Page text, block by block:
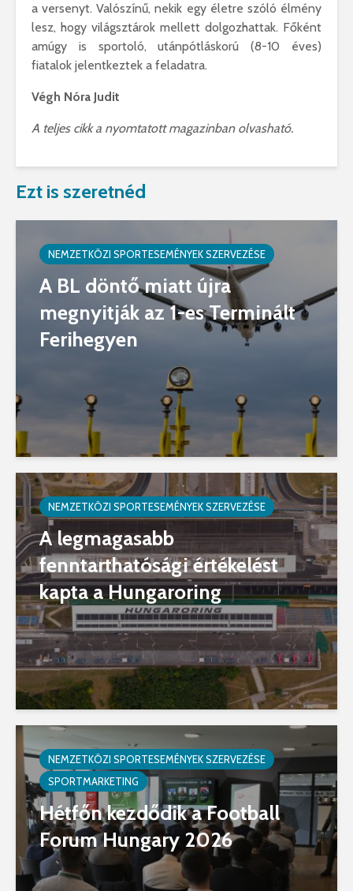
a versenyt. Valószínű, nekik egy életre szóló élmény
lesz, hogy világsztárok mellett dolgozhattak. Főként
amúgy is sportoló, utánpótláskorú (8-10 éves)
fiatalok jelentkeztek a feladatra.
Végh Nóra Judit
A teljes cikk a nyomtatott magazinban olvasható.
Ezt is szeretnéd
NEMZETKÖZI SPORTESEMÉNYEK SZERVEZÉSE
A BL döntő miatt újra
megnyitják az 1-es Terminált
Ferihegyen
NEMZETKÖZI SPORTESEMÉNYEK SZERVEZÉSE
A legmagasabb
fenntarthatósági értékelést
kapta a Hungaroring
NEMZETKÖZI SPORTESEMÉNYEK SZERVEZÉSE
SPORTMARKETING
Hétfőn kezdődik a Football
Forum Hungary 2026